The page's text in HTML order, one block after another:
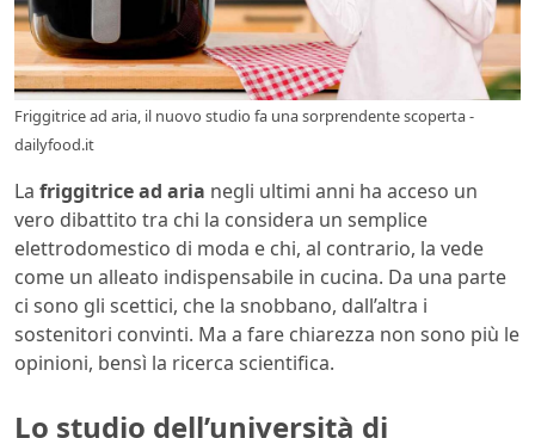
Friggitrice ad aria, il nuovo studio fa una sorprendente scoperta -
dailyfood.it
La friggitrice ad aria negli ultimi anni ha acceso un
vero dibattito tra chi la considera un semplice
elettrodomestico di moda e chi, al contrario, la vede
come un alleato indispensabile in cucina. Da una parte
ci sono gli scettici, che la snobbano, dall’altra i
sostenitori convinti. Ma a fare chiarezza non sono più le
opinioni, bensì la ricerca scientifica.
Lo studio dell’università di